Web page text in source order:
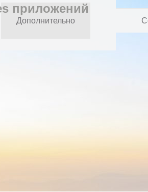
приложений
Дополнительно